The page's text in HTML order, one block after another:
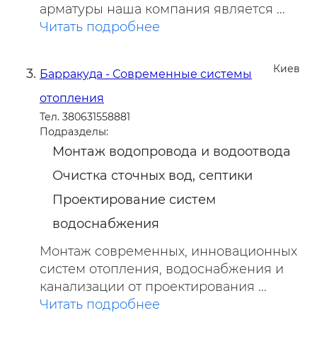
арматуры наша компания является ...
Читать подробнее
Киев
Барракуда - Современные системы
отопления
Тел. 380631558881
Подразделы:
Монтаж водопровода и водоотвода
Очистка сточных вод, септики
Проектирование систем
водоснабжения
Монтаж современных, инновационных
систем отопления, водоснабжения и
канализации от проектирования ...
Читать подробнее